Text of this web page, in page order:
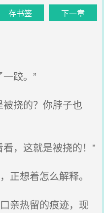
存书签 下一章
跤。”
挠的？你脖子也
，这就是被挠的！”
想着怎么解释。
亲热留的痕迹，现